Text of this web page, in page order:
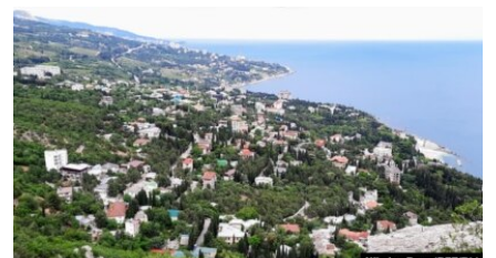
СИБИРЬ.РЕАЛИИ
РАСПИСАНИЕ ВЕЩАНИЯ
ПОДПИШИТЕСЬ НА РАССЫЛКУ
СОЦИАЛЬНЫЕ СЕТИ